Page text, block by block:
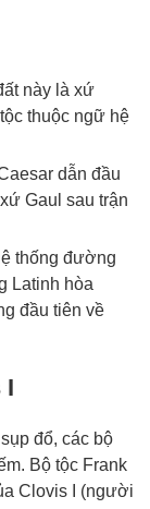
này là xứ
thuộc ngữ hệ
dẫn đầu
Gaul sau trận
thống đường
Latinh hòa
đầu tiên về
I
đổ, các bộ
Bộ tộc Frank
Clovis I (người